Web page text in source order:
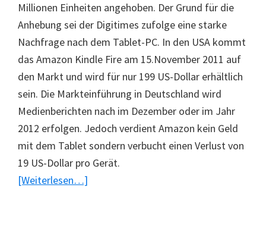
Millionen Einheiten angehoben. Der Grund für die
Anhebung sei der Digitimes zufolge eine starke
Nachfrage nach dem Tablet-PC. In den USA kommt
das Amazon Kindle Fire am 15.November 2011 auf
den Markt und wird für nur 199 US-Dollar erhältlich
sein. Die Markteinführung in Deutschland wird
Medienberichten nach im Dezember oder im Jahr
2012 erfolgen. Jedoch verdient Amazon kein Geld
mit dem Tablet sondern verbucht einen Verlust von
19 US-Dollar pro Gerät.
[Weiterlesen…]